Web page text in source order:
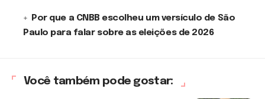
Por que a CNBB escolheu um versículo de São
Paulo para falar sobre as eleições de 2026
Você também pode gostar: